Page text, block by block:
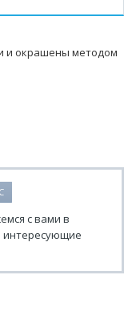
и окрашены методом
с вами в
интересующие